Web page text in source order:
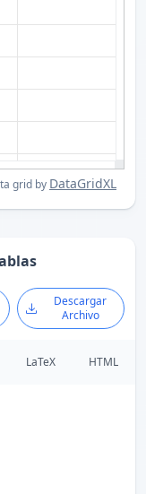
grid by DataGridXL
Descargar
Archivo
LaTeX HTML